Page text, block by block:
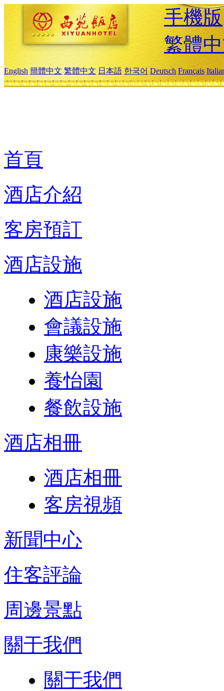
手機版
繁體
English 簡體中文 繁體中文 日本語 한국어 Deutsch Français
首頁
酒店介紹
客房預訂
酒店設施
酒店設施
會議設施
康樂設施
養怡園
餐飲設施
酒店相冊
酒店相冊
客房視頻
新聞中心
住客評論
周邊景點
關于我們
關于我們